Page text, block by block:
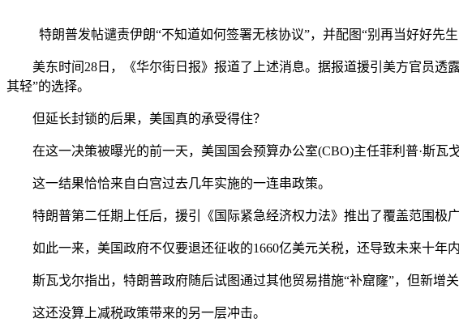
特朗普发帖谴责伊朗“不知道如何签署无核协议”，并配图“别再当好好先生
美东时间28日，《华尔街日报》报道了上述消息。据报道援引美方官员透
其轻”的选择。
但延长封锁的后果，美国真的承受得住？
在这一决策被曝光的前一天，美国国会预算办公室(CBO)主任菲利普·斯瓦
这一结果恰恰来自白宫过去几年实施的一连串政策。
特朗普第二任期上任后，援引《国际紧急经济权力法》推出了覆盖范围极广
如此一来，美国政府不仅要退还征收的1660亿美元关税，还导致未来十年内
斯瓦戈尔指出，特朗普政府随后试图通过其他贸易措施“补窟窿”，但新增关
这还没算上减税政策带来的另一层冲击。